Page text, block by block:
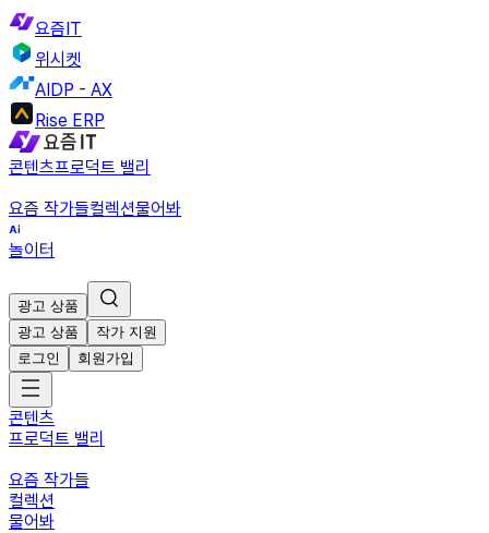
요즘IT
위시켓
AIDP - AX
Rise ERP
콘텐츠프로덕트 밸리
요즘 작가들컬렉션물어봐
놀이터
광고 상품
광고 상품
작가 지원
로그인
회원가입
콘텐츠
프로덕트 밸리
요즘 작가들
컬렉션
물어봐